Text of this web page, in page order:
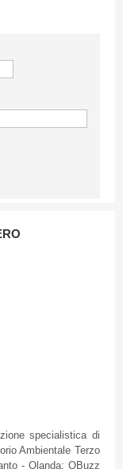
specialistica di
Ambientale Terzo
- Olanda: QBuzz